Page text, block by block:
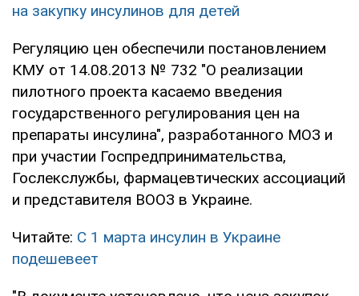
на закупку инсулинов для детей
Регуляцию цен обеспечили постановлением
КМУ от 14.08.2013 № 732 "О реализации
пилотного проекта касаемо введения
государственного регулирования цен на
препараты инсулина", разработанного МОЗ и
при участии Госпредпринимательства,
Гослекслужбы, фармацевтических ассоциаций
и представителя ВООЗ в Украине.
Читайте: C 1 марта инсулин в Украине
подешевеет